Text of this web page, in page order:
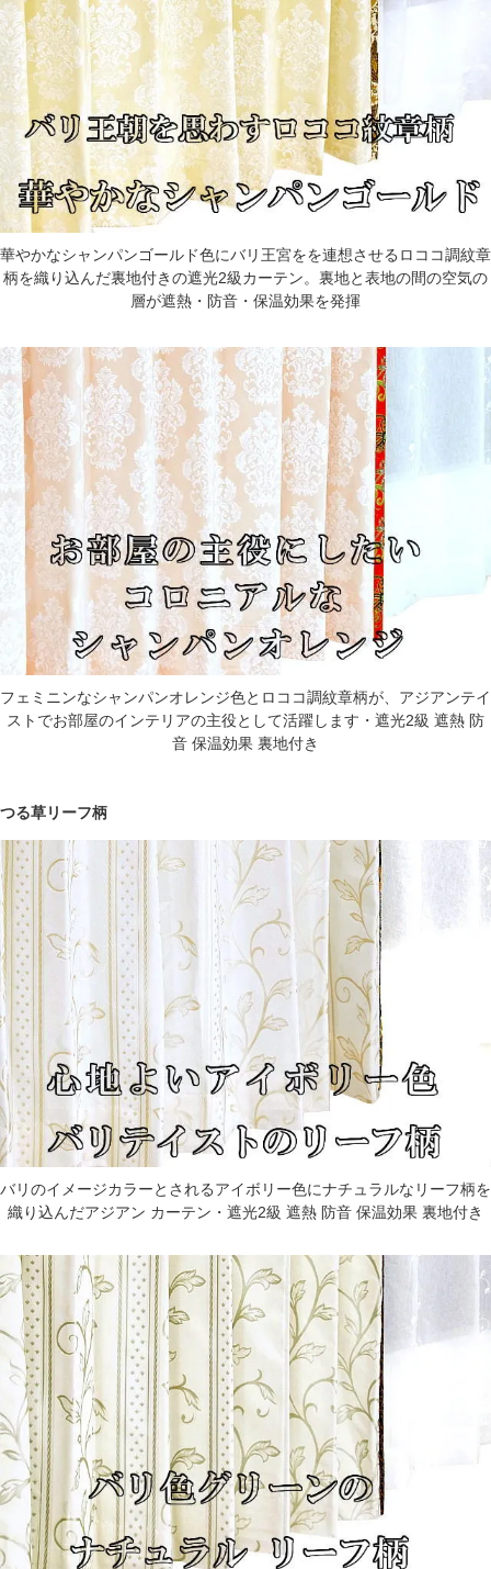
華やかなシャンパンゴールド色にバリ王宮をを連想させるロココ調紋章
柄を織り込んだ裏地付きの遮光2級カーテン。裏地と表地の間の空気の
層が遮熱・防音・保温効果を発揮
フェミニンなシャンパンオレンジ色とロココ調紋章柄が、アジアンテイ
ストでお部屋のインテリアの主役として活躍します・遮光2級 遮熱 防
音 保温効果 裏地付き
つる草リーフ柄
バリのイメージカラーとされるアイボリー色にナチュラルなリーフ柄を
織り込んだアジアン カーテン・遮光2級 遮熱 防音 保温効果 裏地付き